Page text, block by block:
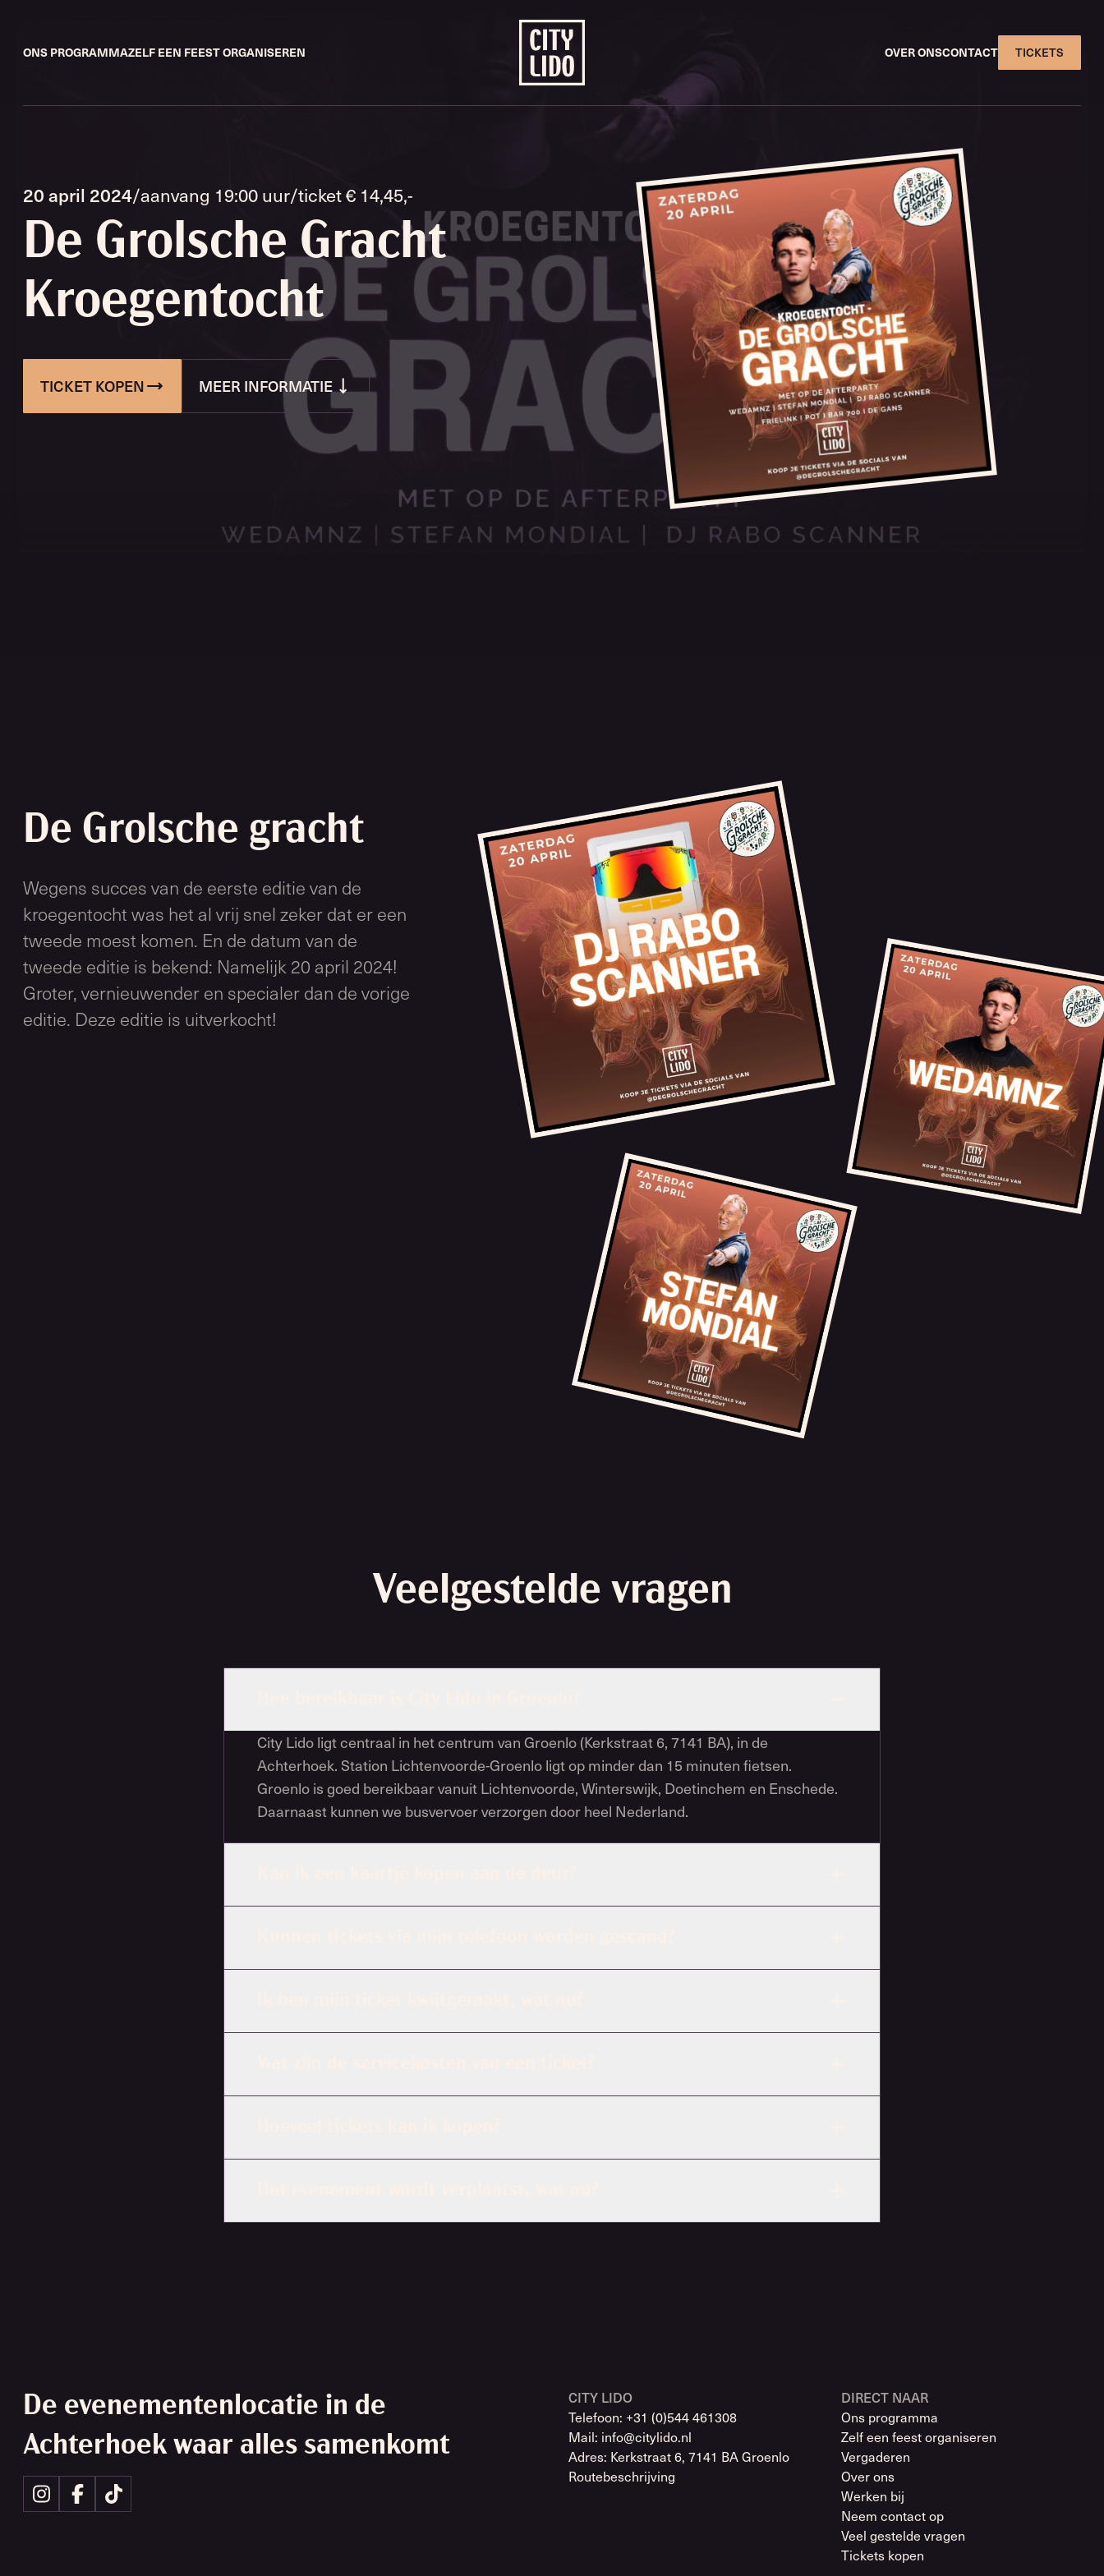
ONS PROGRAMMAZELF EEN FEEST ORGANISEREN OVER ONSCONTACT TICKETS
20 april 2024/aanvang 19:00 uur/ticket € 14,45,-
De Grolsche Gracht
Kroegentocht
TICKET KOPEN MEER INFORMATIE
De Grolsche gracht
Wegens succes van de eerste editie van de
kroegentocht was het al vrij snel zeker dat er een
tweede moest komen. En de datum van de
tweede editie is bekend: Namelijk 20 april 2024!
Groter, vernieuwender en specialer dan de vorige
editie. Deze editie is uitverkocht!
Veelgestelde vragen
City Lido ligt centraal in het centrum van Groenlo (Kerkstraat 6, 7141 BA), in de
Achterhoek. Station Lichtenvoorde-Groenlo ligt op minder dan 15 minuten fietsen.
Groenlo is goed bereikbaar vanuit Lichtenvoorde, Winterswijk, Doetinchem en Enschede.
Daarnaast kunnen we busvervoer verzorgen door heel Nederland.
De evenementenlocatie in de
Achterhoek waar alles samenkomt
Volg ons op Instagram
Volg ons op Facebook
Volg ons op tiktok
CITY LIDO
Telefoon: +31 (0)544 461308
Mail: info@citylido.nl
Adres: Kerkstraat 6, 7141 BA Groenlo
Routebeschrijving
DIRECT NAAR
Ons programma
Zelf een feest organiseren
Vergaderen
Over ons
Werken bij
Neem contact op
Veel gestelde vragen
Tickets kopen